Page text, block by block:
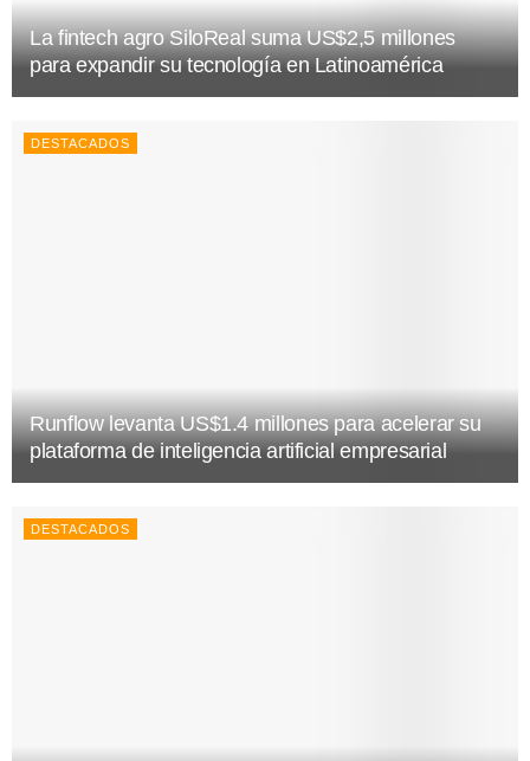
La fintech agro SiloReal suma US$2,5 millones
para expandir su tecnología en Latinoamérica
DESTACADOS
Runflow levanta US$1.4 millones para acelerar su
plataforma de inteligencia artificial empresarial
DESTACADOS